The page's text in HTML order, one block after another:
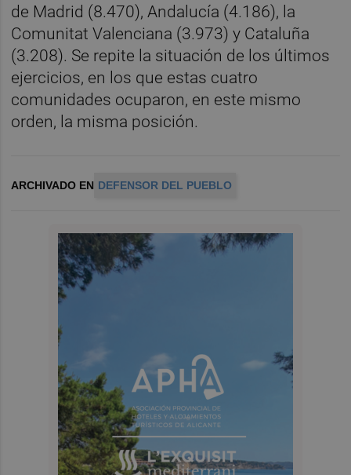
de Madrid (8.470), Andalucía (4.186), la
Comunitat Valenciana (3.973) y Cataluña
(3.208). Se repite la situación de los últimos
ejercicios, en los que estas cuatro
comunidades ocuparon, en este mismo
orden, la misma posición.
ARCHIVADO EN DEFENSOR DEL PUEBLO